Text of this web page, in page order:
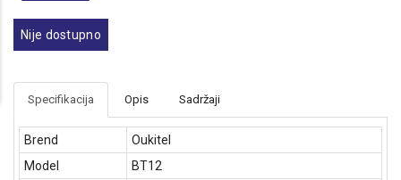
Nije dostupno
Specifikacija Opis Sadržaji
Brend
Oukitel
Model
BT12